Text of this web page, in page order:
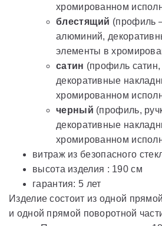
хромированном
блестящий (профиль
алюминий,
элементы в
сатин (профиль сатин,
декоративные
хромированном
черный (профиль,
декоративные
хромированном
витраж из безопасного
высота изделия : 190 см
гарантия: 5 лет
Изделие состоит из одной
и одной прямой поворотной